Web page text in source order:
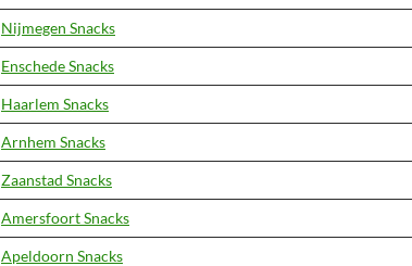
Nijmegen Snacks
Enschede Snacks
Haarlem Snacks
Arnhem Snacks
Zaanstad Snacks
Amersfoort Snacks
Apeldoorn Snacks